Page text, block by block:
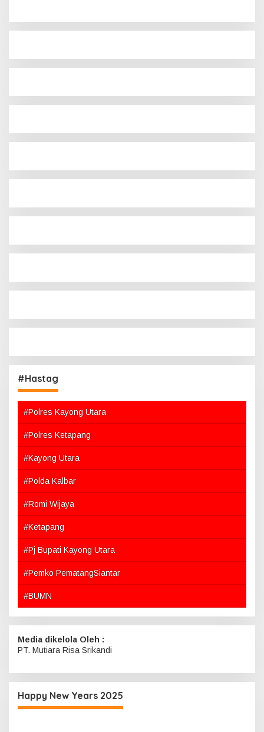
#Hastag
#Polres Kayong Utara
#Polres Ketapang
#Kayong Utara
#Polda Kalbar
#Romi Wijaya
#Ketapang
#Pj Bupati Kayong Utara
#Pemko PematangSiantar
#BUMN
Media dikelola Oleh :
PT. Mutiara Risa Srikandi
Happy New Years 2025